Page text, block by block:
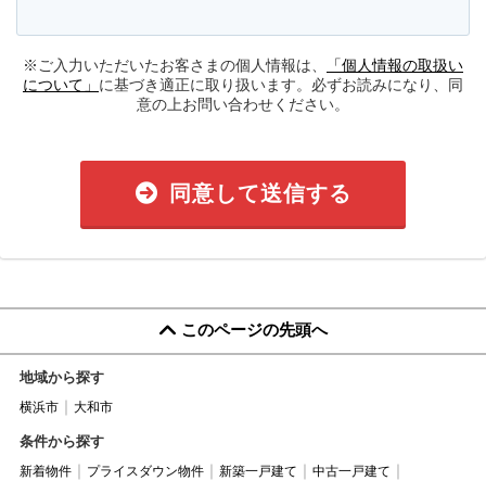
※ご入力いただいたお客さまの個人情報は、
「個人情報の取扱い
について」 に基づき適正に取り扱います。必ずお読みになり、同
意の上お問い合わせください。
同意して送信する
このページの先頭へ
地域から探す
横浜市 大和市
条件から探す
新着物件 プライスダウン物件 新築一戸建て
中古一戸建て